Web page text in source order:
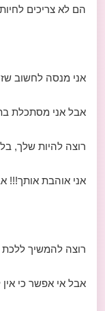
הם לא צריכים
אני מנסה לחשוב
אבל אני מסתכלת
רוצה להיות שלך,
אני אוהבת
רוצה להמשיך ללכת
אבל אי אפשר כי אין